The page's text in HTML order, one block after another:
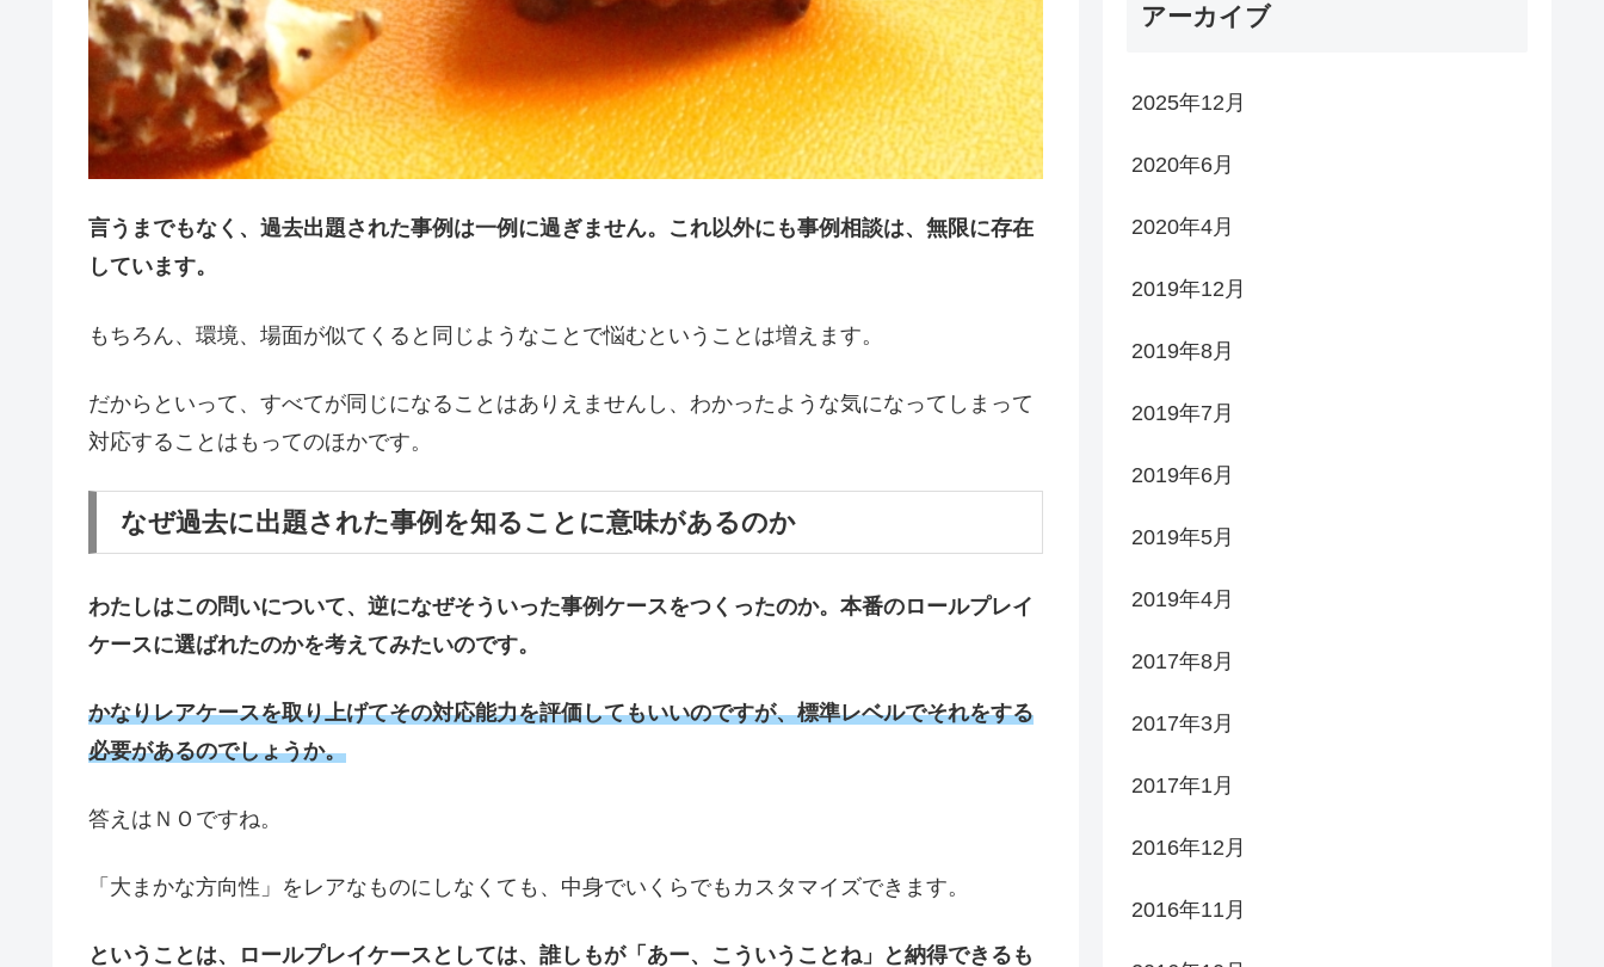
言うまでもなく、過去出題された事例は一例に過ぎません。これ以外にも事例相談は、無限に存在
しています。
もちろん、環境、場面が似てくると同じようなことで悩むということは増えます。
だからといって、すべてが同じになることはありえませんし、わかったような気になってしまって
対応することはもってのほかです。
なぜ過去に出題された事例を知ることに意味があるのか
わたしはこの問いについて、逆になぜそういった事例ケースをつくったのか。本番のロールプレイ
ケースに選ばれたのかを考えてみたいのです。
かなりレアケースを取り上げてその対応能力を評価してもいいのですが、標準レベルでそれをする
必要があるのでしょうか。
答えはＮＯですね。
「大まかな方向性」をレアなものにしなくても、中身でいくらでもカスタマイズできます。
ということは、ロールプレイケースとしては、誰しもが「あー、こういうことね」と納得できるも
アーカイブ
2025年12月
2020年6月
2020年4月
2019年12月
2019年8月
2019年7月
2019年6月
2019年5月
2019年4月
2017年8月
2017年3月
2017年1月
2016年12月
2016年11月